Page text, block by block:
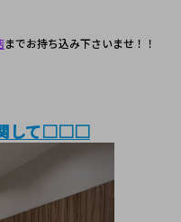
までお持ち込み下さいませ！！
して□□□